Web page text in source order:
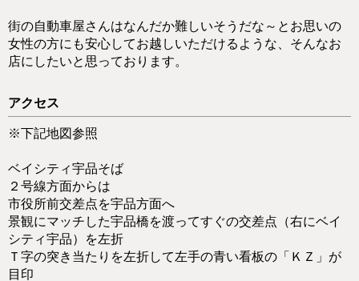
街の自動車屋さんはなんだか難しいそうだな～とお思いの
女性の方にも安心してお越しいただけるような、そんなお
店にしたいと思っております。
アクセス
※下記地図参照
ベイシティ宇品そば
２号線方面からは
市役所前交差点を宇品方面へ
景観にマッチした宇品橋を渡ってすぐの交差点（右にベイ
シティ宇品）を左折
Ｔ字の突き当たりを左折して左手の青い看板の「ＫＺ」が
目印